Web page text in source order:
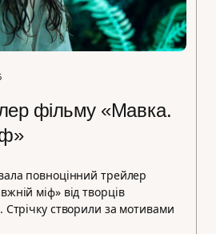
фільму «Мавка.
повноцінний трейлер
міф» від творців
Стрічку створили за мотивами